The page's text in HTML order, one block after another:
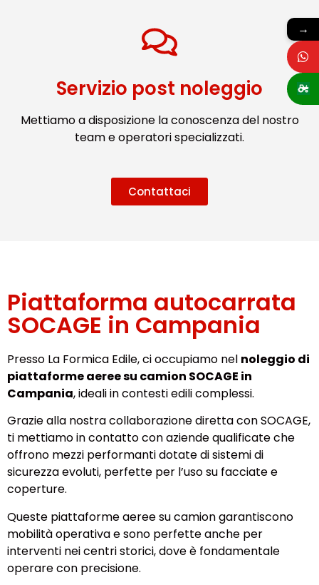
Servizio post noleggio
Mettiamo a disposizione la conoscenza del nostro
team e operatori specializzati.
Contattaci
Piattaforma autocarrata
SOCAGE in Campania
Presso La Formica Edile, ci occupiamo nel noleggio di
piattaforme aeree su camion SOCAGE in
Campania, ideali in contesti edili complessi.
Grazie alla nostra collaborazione diretta con SOCAGE,
ti mettiamo in contatto con aziende qualificate che
offrono mezzi performanti dotate di sistemi di
sicurezza evoluti, perfette per l’uso su facciate e
coperture.
Queste piattaforme aeree su camion garantiscono
mobilità operativa e sono perfette anche per
interventi nei centri storici, dove è fondamentale
operare con precisione.
→